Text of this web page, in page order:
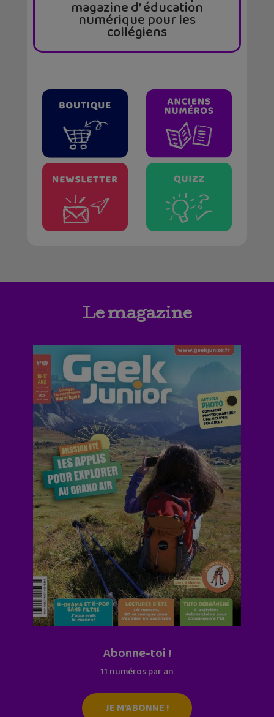
magazine d’ éducation
numérique pour les
collégiens
Le magazine
Abonne-toi !
11 numéros par an
JE M'ABONNE !